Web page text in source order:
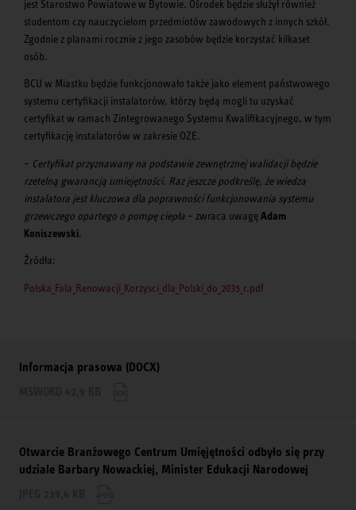
jest Starostwo Powiatowe w Bytowie. Ośrodek będzie służył również
studentom czy nauczycielom przedmiotów zawodowych z innych szkół.
Zgodnie z planami rocznie z jego zasobów będzie korzystać kilkaset
osób.
BCU w Miastku będzie funkcjonowało także jako element państwowego
systemu certyfikacji instalatorów, którzy będą mogli tu uzyskać
certyfikat w ramach Zintegrowanego Systemu Kwalifikacyjnego, w tym
certyfikację instalatorów w zakresie OZE.
– Certyfikat przyznawany na podstawie zewnętrznej walidacji będzie
rzetelną gwarancją umiejętności. Raz jeszcze podkreślę, że wiedza
instalatora jest kluczowa dla poprawności funkcjonowania systemu
grzewczego opartego o pompę ciepła – zwraca uwagęAdam
Koniszewski.
Źródła:
Polska_Fala_Renowacji_Korzysci_dla_Polski_do_2035_r.pdf
Informacja prasowa (DOCX)
Otwarcie Branżowego Centrum Umięjętności odbyło się przy
udziale Barbary Nowackiej, Minister Edukacji Narodowej